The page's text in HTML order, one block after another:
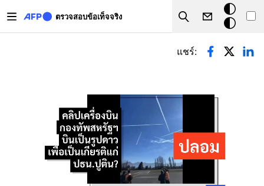
ตรวจสอบข้อเท็จจริง
Search
โหมด
มืด
Primary tabs
แชร์: